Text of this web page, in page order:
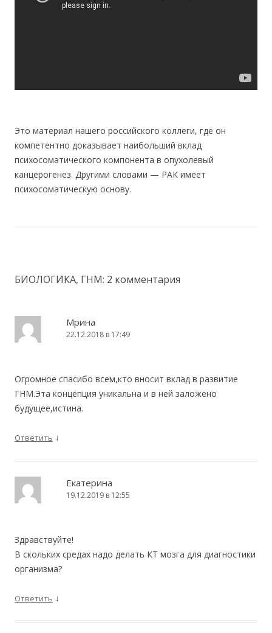
Это материал нашего российского коллеги, где он
компетентно доказывает наибольший вклад
психосоматического компонента в опухолевый
канцерогенез. Другими словами — РАК имеет
психосоматическую основу.
БИОЛОГИКА, ГНМ: 2 комментария
Мрина
22.12.2018 в 17:49
Огромное спасибо всем,кто вносит вклад в развитие
ГНМ.Эта концепция уникальна и в ней заложено
будущее,истина.
Ответить ↓
Екатерина
19.12.2019 в 12:55
Здравствуйте!
В скольких средах надо делать КТ мозга для диагностики
организма?
Ответить ↓